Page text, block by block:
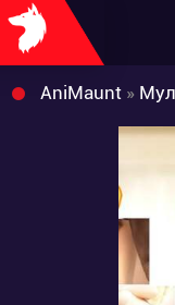
AniMaunt »